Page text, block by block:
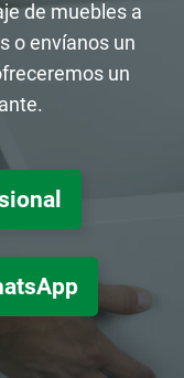
de muebles a
o envíanos un
un